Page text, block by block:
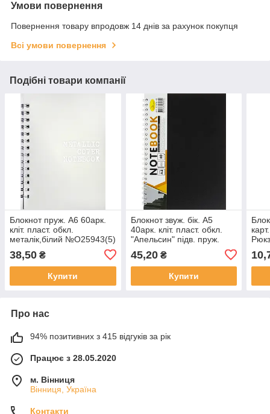
Умови повернення
Повернення товару впродовж 14 днів за рахунок покупця
Всі умови повернення
Подібні товари компанії
Блокнот пруж. А6 60арк.
кліт. пласт. обкл.
металік,білий №О25943(5)
38,50 ₴
Купити
Блокнот звуж. бік. А5
40арк. кліт. пласт. обкл.
"Апельсин" підв. пруж.
45,20₴
Купити
Про нас
94% позитивних з 415 відгуків за рік
Працює з 28.05.2020
м. Вінниця
Вінниця, Україна
Контакти